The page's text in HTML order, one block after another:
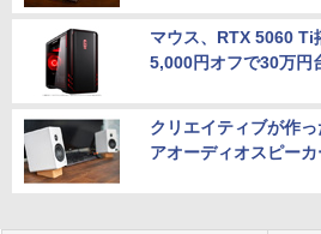
マウス、RTX 5060 Ti
5,000円オフで30万円
クリエイティブが作
アオーディオスピーカ